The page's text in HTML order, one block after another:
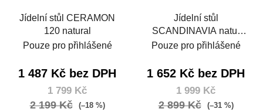
Jídelní stůl CERAMON
120 natural
Pouze pro přihlášené
1 487 Kč bez DPH
1 799 Kč
2 199 Kč (–18 %)
Jídelní stůl
SCANDINAVIA natur
120
Pouze pro přihlášené
1 652 Kč bez DPH
1 999 Kč
2 899 Kč (–31 %)